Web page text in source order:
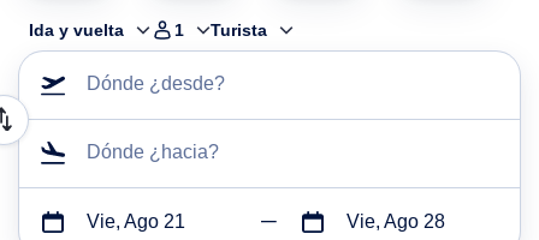
Ida y vuelta 1 Turista
Dónde ¿desde?
Dónde ¿hacia?
Vie, Ago 21 Vie, Ago 28